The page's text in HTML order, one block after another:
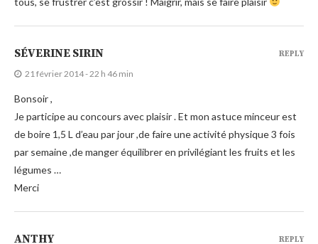
SÉVERINE SIRIN
21 février 2014 - 22 h 46 min
Bonsoir ,
Je participe au concours avec plaisir . Et mon astuce minceur est
de boire 1,5 L d’eau par jour ,de faire une activité physique 3 fois
par semaine ,de manger équilibrer en privilégiant les fruits et les
légumes …
Merci
REPLY
ANTHY REPLY